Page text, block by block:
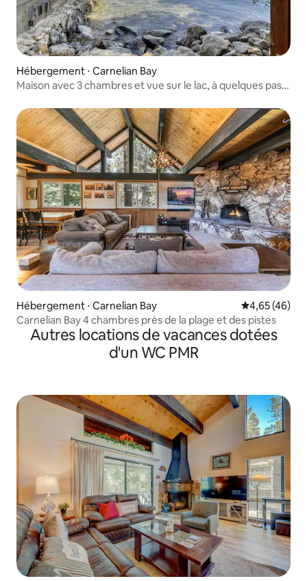
Hébergement ⋅ Carnelian Bay
Maison avec 3 chambres et vue sur le lac, à quelques pas
Hébergement ⋅ Carnelian Bay Évaluation
4,65 (46)
Carnelian Bay 4 chambres près de la plage et des pistes
Autres locations de vacances dotées
d'un WC PMR